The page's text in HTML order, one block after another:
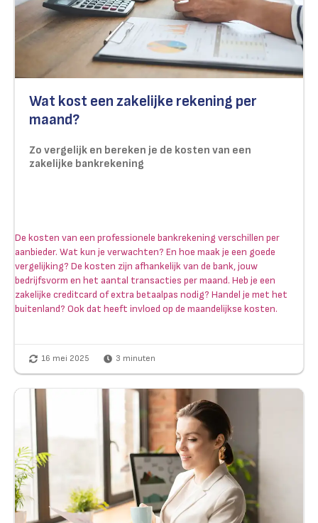
Wat kost een zakelijke rekening per
maand?
Zo vergelijk en bereken je de kosten van een
zakelijke bankrekening
De kosten van een professionele bankrekening verschillen per
aanbieder. Wat kun je verwachten? En hoe maak je een goede
vergelijking? De kosten zijn afhankelijk van de bank, jouw
bedrijfsvorm en het aantal transacties per maand. Heb je een
zakelijke creditcard of extra betaalpas nodig? Handel je met het
buitenland? Ook dat heeft invloed op de maandelijkse kosten.
16 mei 2025 3 minuten